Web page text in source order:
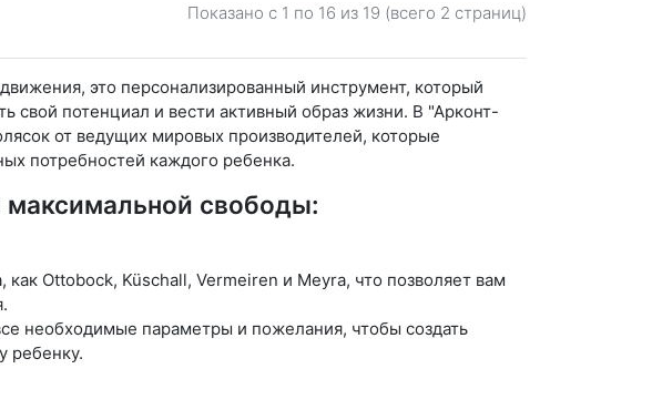
Показано с 1 по 16 из 19 (всего 2 страниц)
это персонализированный инструмент, который
свой потенциал и вести активный образ жизни. В "Арконт-
от ведущих мировых производителей, которые
потребностей каждого ребенка.
максимальной свободы:
Ottobock, Küschall, Vermeiren и Meyra, что позволяет вам
необходимые параметры и пожелания, чтобы создать
ребенку.